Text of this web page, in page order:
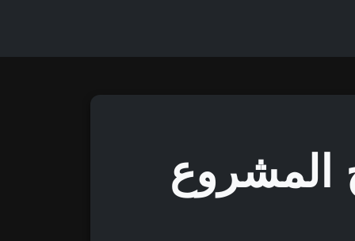
المشروع